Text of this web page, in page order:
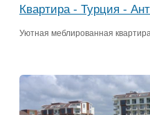
Квартира - Турция -
Уютная меблированная